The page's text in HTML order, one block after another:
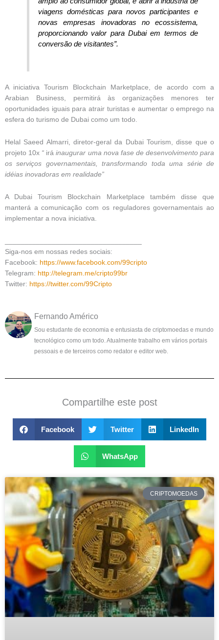
viagens domésticas para novos participantes e
novas empresas inovadoras no ecossistema,
proporcionando valor para Dubai em termos de
conversão de visitantes”.
A iniciativa Tourism Blockchain Marketplace, de acordo com a
Arabian Business, permitirá às organizações menores ter
oportunidades iguais para atrair turistas e aumentar o emprego na
esfera do turismo de Dubai como um todo.
Helal Saeed Almarri, diretor-geral da Dubai Tourism, disse que o
projeto 10x “ iráinaugurar uma nova fase de desenvolvimento para
os serviços governamentais, transformando toda uma série de
idéias inovadoras em realidade”
A Dubai Tourism Blockchain Marketplace também disse que
manterá a comunicação com os reguladores governamentais ao
implementar a nova iniciativa.
Siga-nos em nossas redes sociais:
Facebook: https://www.facebook.com/99cripto
Telegram: http://telegram.me/cripto99br
Twitter: https://twitter.com/99Cripto
Fernando Américo
Sou estudante de economia e entusiasta de criptomoedas e mundo
tecnológico como um todo. Atualmente trabalho em vários portais
pessoais e de terceiros como redator e editor web.
Compartilhe este post
Facebook Twitter LinkedIn
WhatsApp
CRIPTOMOEDAS